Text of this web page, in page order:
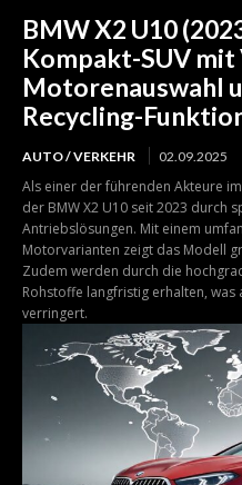
BMW X2 U10
Kompakt-SUV
Motorenauswahl
Recycling-
AUTO / VERKEHR 02.09.2025
Als einer der führenden Akteure
der BMW X2 U10 seit 2023 durch
Antriebslösungen. Mit einem
Motorvarianten zeigt das Modell
Zudem werden durch die
Rohstoffe langfristig erhalten,
verringert.